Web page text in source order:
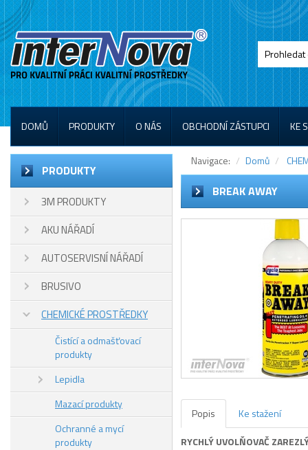
DOMŮ PRODUKTY O NÁS OBCHODNÍ ZÁSTUPCI KE
PRODUKTY
3M PRODUKTY
AKU NÁŘADÍ
AUTOSERVISNÍ NÁŘADÍ
BRUSIVO
CHEMICKÉ PROSTŘEDKY
Čistící a odmašťovací
produkty
Lepidla
Mazací produkty
Ochranné a mycí
produkty
Navigace: Domů
BREAK AWAY
Popis
Ke stažení
RYCHLÝ UVOLŇOVAČ